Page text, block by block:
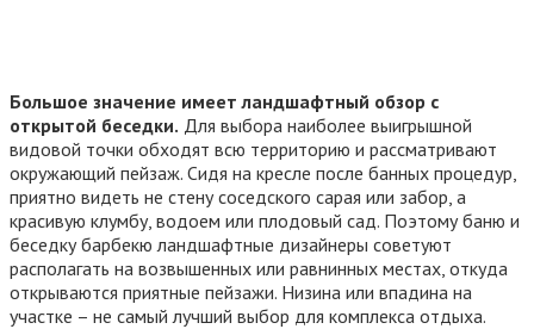
Большое значение имеет ландшафтный обзор с
открытой беседки. Для выбора наиболее выигрышной
видовой точки обходят всю территорию и рассматривают
окружающий пейзаж. Сидя на кресле после банных процедур,
приятно видеть не стену соседского сарая или забор, а
красивую клумбу, водоем или плодовый сад. Поэтому баню и
беседку барбекю ландшафтные дизайнеры советуют
располагать на возвышенных или равнинных местах, откуда
открываются приятные пейзажи. Низина или впадина на
участке – не самый лучший выбор для комплекса отдыха.